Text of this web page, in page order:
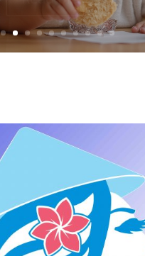
Read More